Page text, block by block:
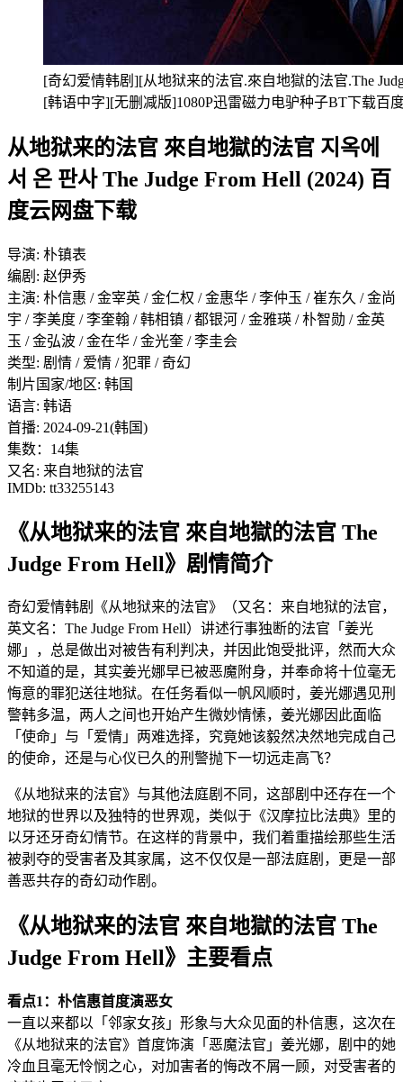
[奇幻爱情韩剧][从地狱来的法官.來自地獄的法官.The
[韩语中字][无删减版]1080P迅雷磁力电驴种子BT下载百
从地狱来的法官 來自地獄的法官 지옥에
서 온 판사 The Judge From Hell (2024) 百
度云网盘下载
导演: 朴镇表
编剧: 赵伊秀
主演: 朴信惠 / 金宰英 / 金仁权 / 金惠华 / 李仲玉 / 崔东久 / 金尚
宇 / 李美度 / 李奎翰 / 韩相镇 / 都银河 / 金雅瑛 / 朴智勋 / 金英
玉 / 金弘波 / 金在华 / 金光奎 / 李圭会
类型: 剧情 / 爱情 / 犯罪 / 奇幻
制片国家/地区: 韩国
语言: 韩语
首播: 2024-09-21(韩国)
集数：14集
又名: 来自地狱的法官
IMDb: tt33255143
《从地狱来的法官 來自地獄的法官 The
Judge From Hell》剧情简介
奇幻爱情韩剧《从地狱来的法官》（又名：来自地狱的法官，
英文名：The Judge From Hell）讲述行事独断的法官「姜光
娜」，总是做出对被告有利判决，并因此饱受批评，然而大众
不知道的是，其实姜光娜早已被恶魔附身，并奉命将十位毫无
悔意的罪犯送往地狱。在任务看似一帆风顺时，姜光娜遇见刑
警韩多温，两人之间也开始产生微妙情愫，姜光娜因此面临
「使命」与「爱情」两难选择，究竟她该毅然决然地完成自己
的使命，还是与心仪已久的刑警抛下一切远走高飞？
《从地狱来的法官》与其他法庭剧不同，这部剧中还存在一个
地狱的世界以及独特的世界观，类似于《汉摩拉比法典》里的
以牙还牙奇幻情节。在这样的背景中，我们着重描绘那些生活
被剥夺的受害者及其家属，这不仅仅是一部法庭剧，更是一部
善恶共存的奇幻动作剧。
《从地狱来的法官 來自地獄的法官 The
Judge From Hell》主要看点
看点1：朴信惠首度演恶女
一直以来都以「邻家女孩」形象与大众见面的朴信惠，这次在
《从地狱来的法官》首度饰演「恶魔法官」姜光娜，剧中的她
冷血且毫无怜悯之心，对加害者的悔改不屑一顾，对受害者的